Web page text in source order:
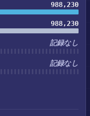
988,230
988,230
記録なし
記録なし